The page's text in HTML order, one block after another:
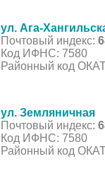
ул. Ага-
Почтовый индекс:
Код ИФНС: 7580
Районный код
ул. Земляничная
Почтовый индекс:
Код ИФНС: 7580
Районный код